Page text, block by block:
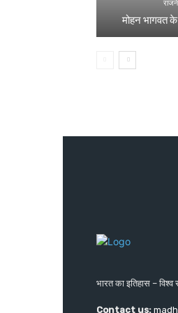
मोहन भागवत
भारत का इतिहास – विश्व
Contact us: